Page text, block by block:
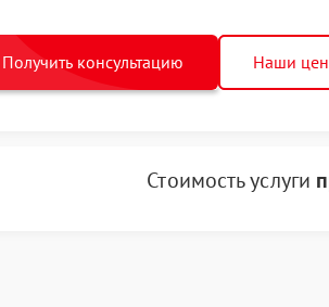
Получить консультацию Наши
Стоимость услуги